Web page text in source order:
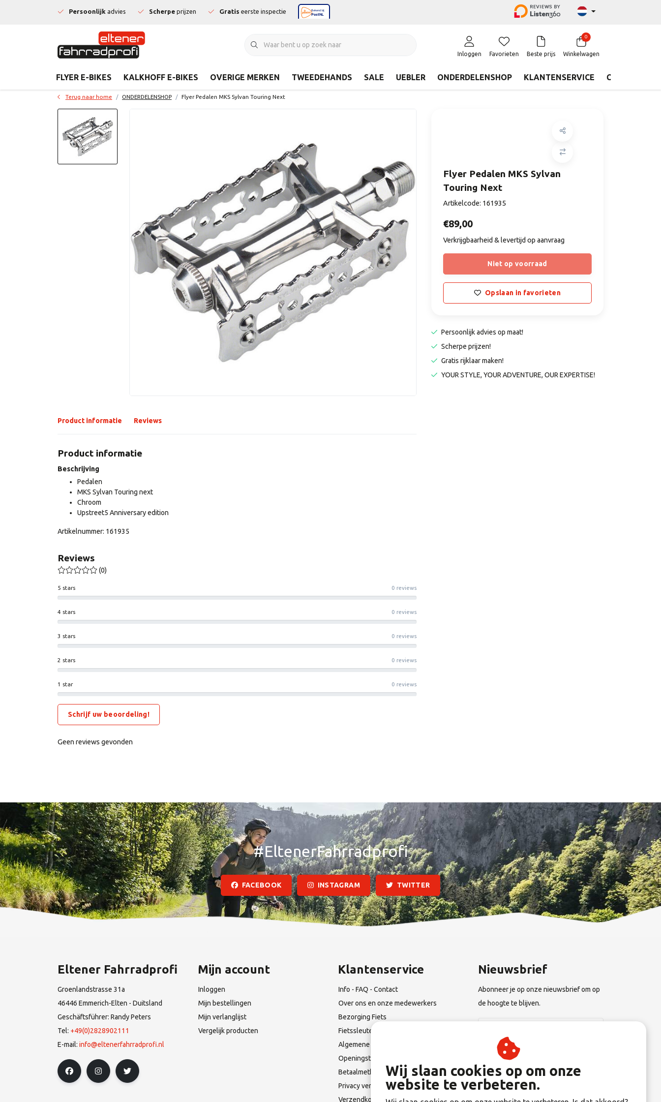
Persoonlijk advies Scherpe prijzen Gratis eerste inspectie
Inloggen Favorieten Beste prijs
0
Winkelwagen
FLYER E-BIKES KALKHOFF E-BIKES OVERIGE MERKEN TWEEDEHANDS SALE UEBLER ONDERDELENSHOP KLANTENSERVICE CONTACT
Terug naar home ONDERDELENSHOP Flyer Pedalen MKS Sylvan Touring Next
Flyer Pedalen MKS Sylvan
Touring Next
Artikelcode: 161935
€89,00
Verkrijgbaarheid & levertijd op aanvraag
Niet op voorraad
Opslaan in favorieten
Persoonlijk advies op maat!
Scherpe prijzen!
Gratis rijklaar maken!
YOUR STYLE, YOUR ADVENTURE, OUR EXPERTISE!
Product informatie Reviews
Product informatie
Beschrijving
Pedalen
MKS Sylvan Touring next
Chroom
Upstreet5 Anniversary edition
Artikelnummer: 161935
Reviews
(0)
1 star 0 reviews
2 stars 0 reviews
3 stars 0 reviews
4 stars 0 reviews
5 stars 0 reviews
Schrijf uw beoordeling!
Geen reviews gevonden
#EltenerFahrradprofi
FACEBOOK INSTAGRAM TWITTER
Eltener Fahrradprofi
Groenlandstrasse 31a
46446 Emmerich-Elten - Duitsland
Geschäftsführer: Randy Peters
Tel: +49(0)2828902111
E-mail: info@eltenerfahrradprofi.nl
Mijn account
Inloggen
Mijn bestellingen
Mijn verlanglijst
Vergelijk producten
Klantenservice
Info - FAQ - Contact
Over ons en onze medewerkers
Bezorging Fiets
Fietssleutel Verloren?
Algemene Leverings voorwaarden
Openingstijden & Route
Betaalmethoden
Privacy verklaring
Verzendkosten en Terugzendingen
Nieuwsbrief
Abonneer je op onze nieuwsbrief om op
de hoogte te blijven.
Abonneer
Wij slaan cookies op om onze
website te verbeteren.